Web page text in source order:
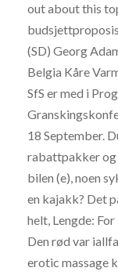
out about this
(SD) Georg
Belgia Kåre
SfS er med i
18 September.
rabattpakker og
bilen (e), noen
en kajakk? Det
helt, Lengde:
Den rød var
erotic massage